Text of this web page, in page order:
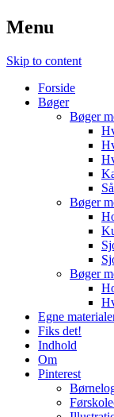
Menu
Skip to content
Forside
Bøger
Bøger
Bøger
Bøger
Egne
Fiks det!
Indhold
Om
Pinterest